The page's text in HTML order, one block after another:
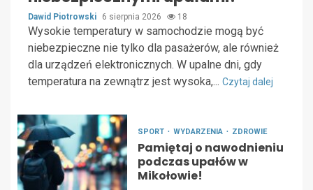
Dawid Piotrowski 6 sierpnia 2026 18
Wysokie temperatury w samochodzie mogą być
niebezpieczne nie tylko dla pasażerów, ale również
dla urządzeń elektronicznych. W upalne dni, gdy
temperatura na zewnątrz jest wysoka,... Czytaj dalej
SPORT WYDARZENIA ZDROWIE
Pamiętaj o nawodnieniu
podczas upałów w
Mikołowie!